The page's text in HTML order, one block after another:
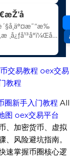
交易教程 oex交易
教程
圈新手入门教程 All
图 oex交易平台
、加密货币、虚拟
风险避坑指南。
速掌握币圈核心逻